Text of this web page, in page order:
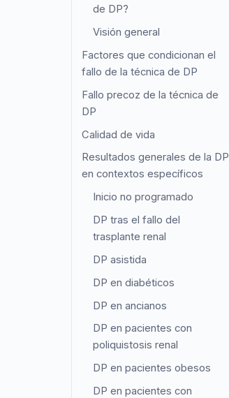
de DP?
Visión general
Factores que condicionan el
fallo de la técnica de DP
Fallo precoz de la técnica de
DP
Calidad de vida
Resultados generales de la DP
en contextos específicos
Inicio no programado
DP tras el fallo del
trasplante renal
DP asistida
DP en diabéticos
DP en ancianos
DP en pacientes con
poliquistosis renal
DP en pacientes obesos
DP en pacientes con